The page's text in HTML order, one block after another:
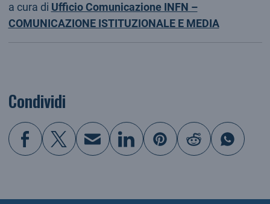
a cura di Ufficio Comunicazione INFN –
COMUNICAZIONE ISTITUZIONALE E MEDIA
Condividi